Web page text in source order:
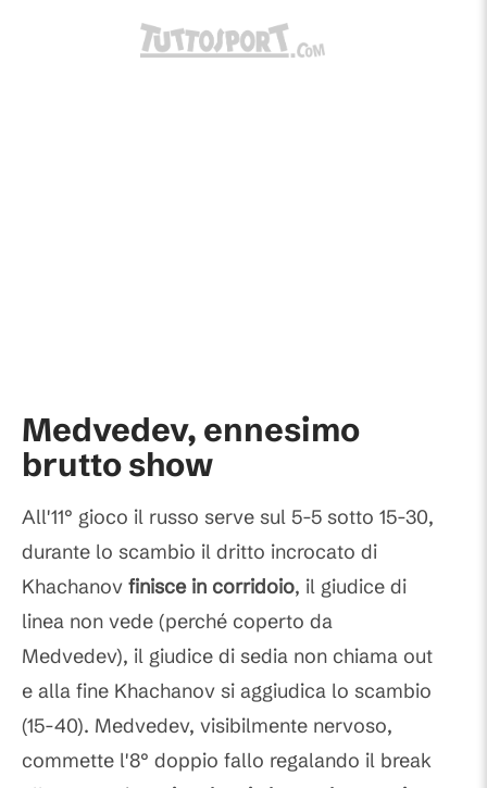
Medvedev, ennesimo
brutto show
All'11° gioco il russo serve sul 5-5 sotto 15-30,
durante lo scambio il dritto incrocato di
Khachanov finisce in corridoio, il giudice di
linea non vede (perché coperto da
Medvedev), il giudice di sedia non chiama out
e alla fine Khachanov si aggiudica lo scambio
(15-40). Medvedev, visibilmente nervoso,
commette l'8° doppio fallo regalando il break